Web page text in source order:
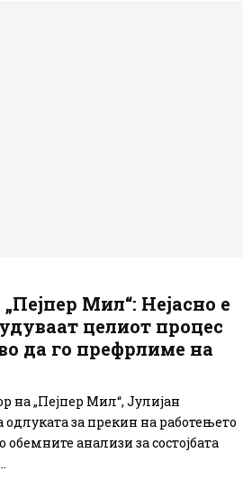
Мил“: Нејасно е
целиот процес
да го префрлиме на
на „Пејпер Мил“, Јулијан
одлуката за прекин на работењето
обемните анализи за состојбата